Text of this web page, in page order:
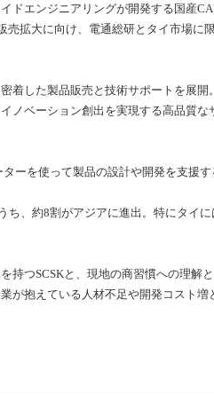
ドエンジニアリングが開発する国産
売拡大に向け、電通総研とタイ市場に
着した製品販売と技術サポートを展開
ノベーション創出を実現する高品質な
ーを使って製品の設計や開発を支援す
、約8割がアジアに進出。特にタイ
つSCSKと、現地の商習慣への理解
が抱えている人材不足や開発コスト増